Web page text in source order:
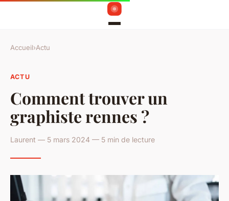
Accueil›Actu
ACTU
Comment trouver un
graphiste rennes ?
Laurent — 5 mars 2024 — 5 min de lecture